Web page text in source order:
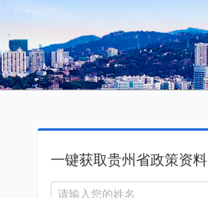
一键获取贵州省政策资料